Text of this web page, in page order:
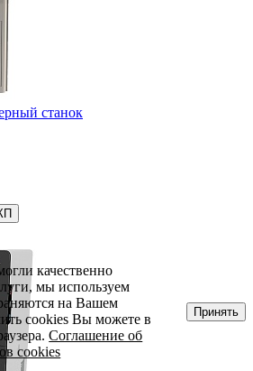
станок
качественно
мы используем
на Вашем
cookies Вы можете в
Соглашение об
cookies
Принять